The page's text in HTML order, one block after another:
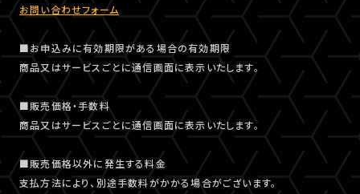
お問い合わせフォーム
■お申込みに有効期限がある場合の有効期限
商品又はサービスごとに通信画面に表示いたします。
■販売価格・手数料
商品又はサービスごとに通信画面に表示いたします。
■販売価格以外に発生する料金
支払方法により、別途手数料がかかる場合がございます。